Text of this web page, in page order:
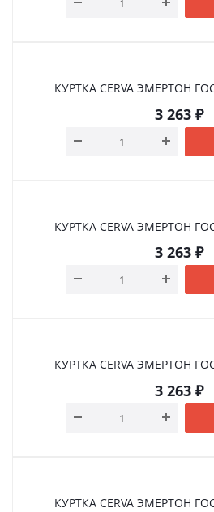
КУРТКА CERVA ЭМЕРТОН
3 263₽
КУРТКА CERVA ЭМЕРТОН
3 263₽
КУРТКА CERVA ЭМЕРТОН
3 263₽
КУРТКА CERVA ЭМЕРТОН